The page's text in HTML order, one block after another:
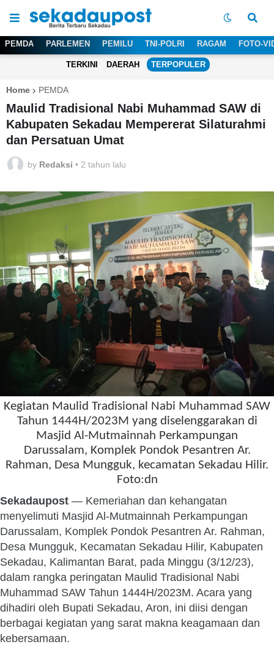
PEMDA PARLEMEN PEMILU TNI-POLRI RAGAM FOTO-
TERKINI DAERAH TERPOPULER
Home PEMDA
Maulid Tradisional Nabi Muhammad SAW di
Kabupaten Sekadau Mempererat Silaturahmi
dan Persatuan Umat
by Redaksi • 2 tahun lalu
Kegiatan Maulid Tradisional Nabi Muhammad SAW
Tahun 1444H/2023M yang diselenggarakan di
Masjid Al-Mutmainnah Perkampungan
Darussalam, Komplek Pondok Pesantren Ar.
Rahman, Desa Mungguk, kecamatan Sekadau Hilir.
Foto:dn
Sekadaupost — Kemeriahan dan kehangatan
menyelimuti Masjid Al-Mutmainnah Perkampungan
Darussalam, Komplek Pondok Pesantren Ar. Rahman,
Desa Mungguk, Kecamatan Sekadau Hilir, Kabupaten
Sekadau, Kalimantan Barat, pada Minggu (3/12/23),
dalam rangka peringatan Maulid Tradisional Nabi
Muhammad SAW Tahun 1444H/2023M. Acara yang
dihadiri oleh Bupati Sekadau, Aron, ini diisi dengan
berbagai kegiatan yang sarat makna keagamaan dan
kebersamaan.